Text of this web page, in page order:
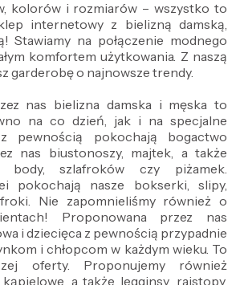
kolorów i rozmiarów – wszystko to
internetowy z bielizną damską,
Stawiamy na połączenie modnego
komfortem użytkowania. Z naszą
garderobę o najnowsze trendy.
nas bielizna damska i męska to
na co dzień, jak i na specjalne
pewnością pokochają bogactwo
nas biustonoszy, majtek, a także
body, szlafroków czy piżamek.
pokochają nasze bokserki, slipy,
Nie zapomnieliśmy również o
Proponowana przez nas
i dziecięca z pewnością przypadnie
i chłopcom w każdym wieku. To
oferty. Proponujemy również
a także legginsy, rajstopy,